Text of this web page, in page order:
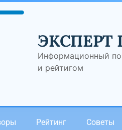
ЭКСПЕРТ
Информационный
и рейтигом
Рейтинг Советы